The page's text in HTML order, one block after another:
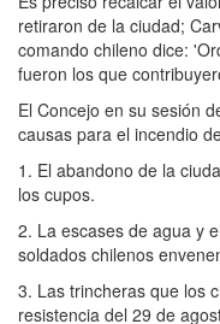
retiraron de la ciudad;
comando chileno dice:
fueron los que
El Concejo en su sesión
causas para el incendio
1. El abandono de la
los cupos.
2. La escases de agua y
soldados chilenos
3. Las trincheras que los
resistencia del 29 de